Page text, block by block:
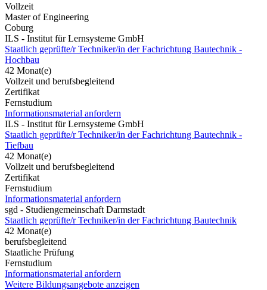
Vollzeit
Master of Engineering
Coburg
ILS - Institut für Lernsysteme GmbH
Staatlich geprüfte/r Techniker/in der Fachrichtung Bautechnik -
Hochbau
42 Monat(e)
Vollzeit und berufsbegleitend
Zertifikat
Fernstudium
Informationsmaterial anfordern
ILS - Institut für Lernsysteme GmbH
Staatlich geprüfte/r Techniker/in der Fachrichtung Bautechnik -
Tiefbau
42 Monat(e)
Vollzeit und berufsbegleitend
Zertifikat
Fernstudium
Informationsmaterial anfordern
sgd - Studiengemeinschaft Darmstadt
Staatlich geprüfte/r Techniker/in der Fachrichtung Bautechnik
42 Monat(e)
berufsbegleitend
Staatliche Prüfung
Fernstudium
Informationsmaterial anfordern
Weitere Bildungsangebote anzeigen